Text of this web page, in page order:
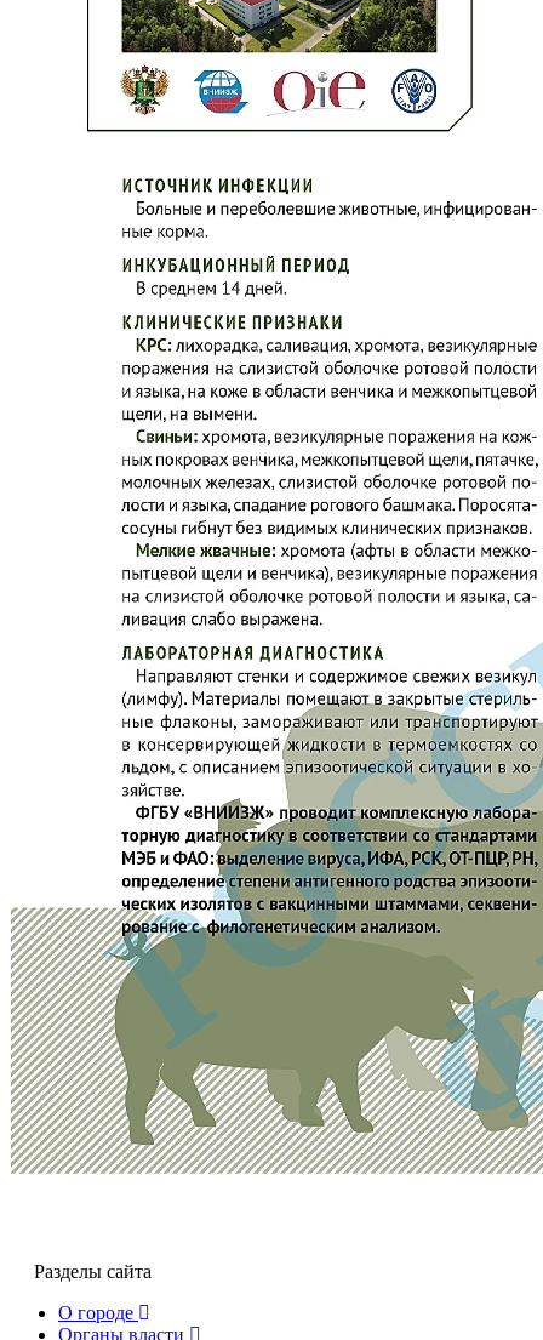
Разделы сайта
О городе
Органы власти